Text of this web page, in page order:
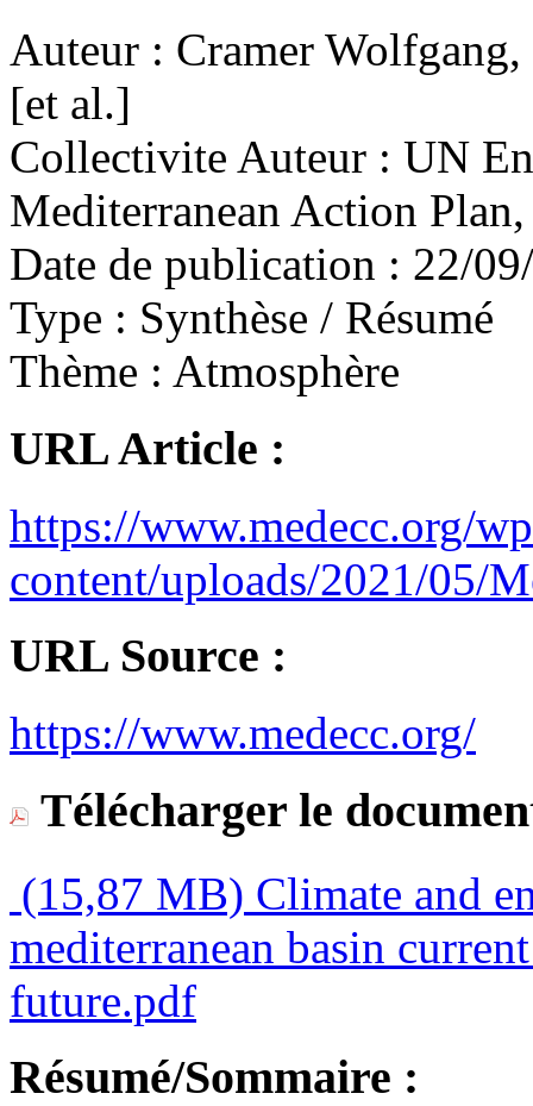
Auteur : Cramer
[et al.]
Collectivite Auteur : UN
Mediterranean Action
Date de publication : 22/
Type : Synthèse / Résumé
Thème : Atmosphère
URL Article :
https://www.medecc.org/
content/uploads/2021/05/
URL Source :
https://www.medecc.org/
Télécharger le
(15,87 MB) Climate and
mediterranean basin
future.pdf
Résumé/Sommaire :